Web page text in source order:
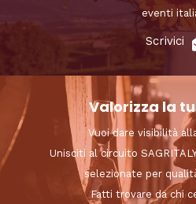
eventi
Scrivici
Valorizza la
Vuoi dare visibilità
Unisciti al circuito
selezionate per
Fatti trovare da chi